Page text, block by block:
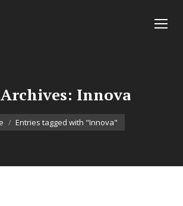
Innova
here:
Entries tagged with "Innova"